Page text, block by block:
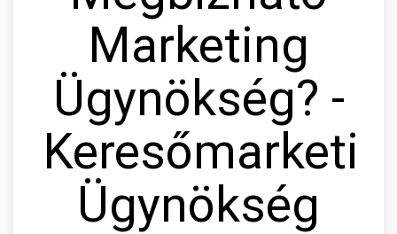
Marketing
Ügynökség? -
Ügynökség